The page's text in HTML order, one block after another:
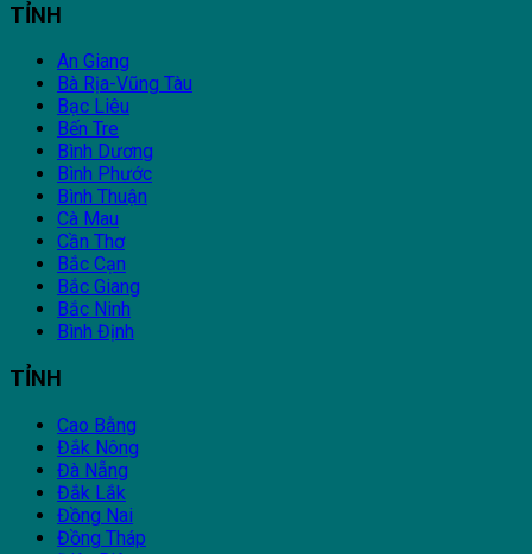
TỈNH
An Giang
Bà Rịa-Vũng Tàu
Bạc Liêu
Bến Tre
Bình Dương
Bình Phước
Bình Thuận
Cà Mau
Cần Thơ
Bắc Cạn
Bắc Giang
Bắc Ninh
Bình Định
TỈNH
Cao Bằng
Đắk Nông
Đà Nẵng
Đắk Lắk
Đồng Nai
Đồng Tháp